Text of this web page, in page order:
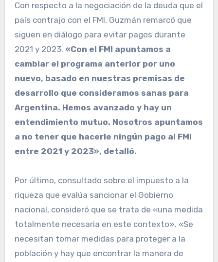
Con respecto a la negociación de la deuda que el
país contrajo con el FMI, Guzmán remarcó que
siguen en diálogo para evitar pagos durante
2021 y 2023. «Con el FMI apuntamos a
cambiar el programa anterior por uno
nuevo, basado en nuestras premisas de
desarrollo que consideramos sanas para
Argentina. Hemos avanzado y hay un
entendimiento mutuo. Nosotros apuntamos
a no tener que hacerle ningún pago al FMI
entre 2021 y 2023», detalló.
Por último, consultado sobre el impuesto a la
riqueza que evalúa sancionar el Gobierno
nacional, consideró que se trata de «una medida
totalmente necesaria en este contexto». «Se
necesitan tomar medidas para proteger a la
población y hay que encontrar la manera de